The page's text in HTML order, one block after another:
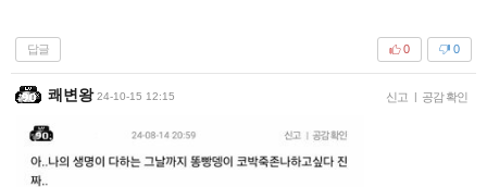
답글 0
0
쾌변왕 24-10-15 12:15 신고 | 공감 확인